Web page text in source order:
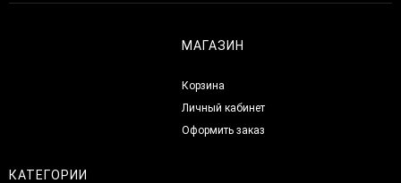
МАГАЗИН
Корзина
Личный кабинет
Оформить заказ
КАТЕГОРИИ